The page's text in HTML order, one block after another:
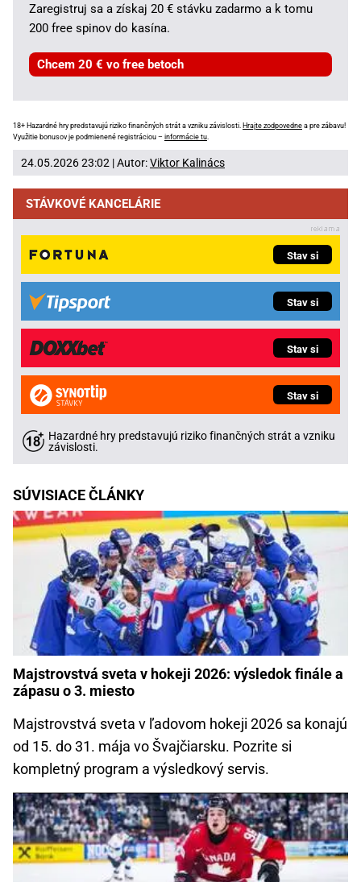
Zaregistruj sa a získaj 20 € stávku zadarmo a k tomu
200 free spinov do kasína.
Chcem 20 € vo free betoch
18+ Hazardné hry predstavujú riziko finančných strát a vzniku závislosti. Hrajte zodpovedne a pre zábavu!
Využitie bonusov je podmienené registráciou – informácie tu.
24.05.2026 23:02 | Autor:Viktor Kalinács
STÁVKOVÉ KANCELÁRIE
Stav si
Stav si
Stav si
Stav si
Hazardné hry predstavujú riziko finančných strát a vzniku
závislosti.
SÚVISIACE ČLÁNKY
Majstrovstvá sveta v hokeji 2026: výsledok finále a
zápasu o 3. miesto
Majstrovstvá sveta v ľadovom hokeji 2026 sa konajú
od 15. do 31. mája vo Švajčiarsku. Pozrite si
kompletný program a výsledkový servis.